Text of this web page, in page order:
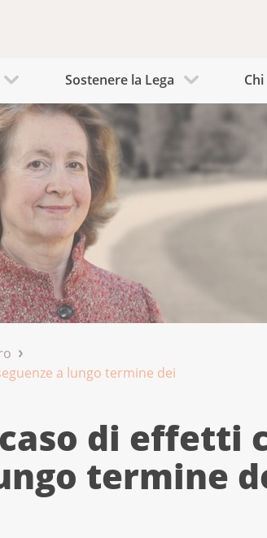
Sostenere la Lega
a lungo termine dei
di effetti
termine